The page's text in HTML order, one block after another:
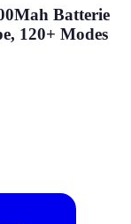
Batterie
120+ Modes